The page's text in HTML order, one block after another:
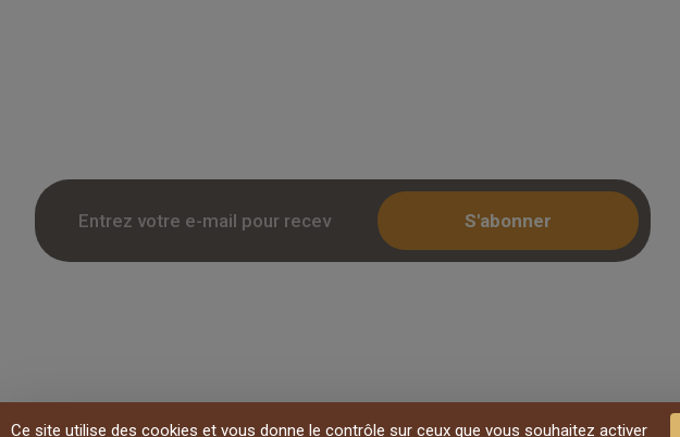
Ce site utilise des cookies et vous donne le contrôle sur ceux que vous souhaitez activer
S'abonner